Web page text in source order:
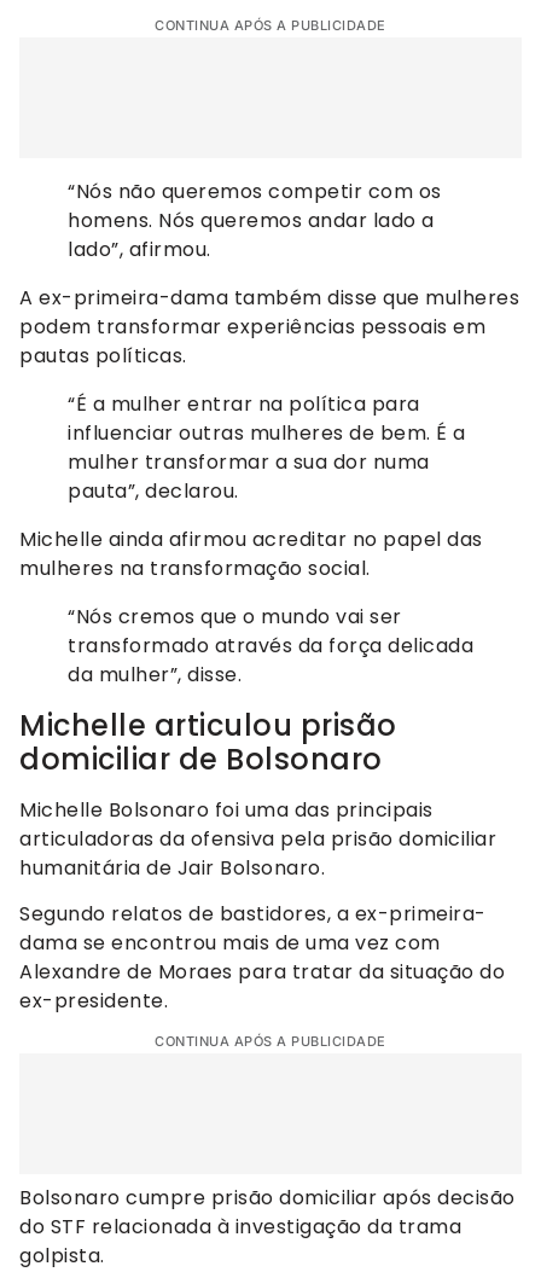
CONTINUA APÓS A PUBLICIDADE
“Nós não queremos competir com os
homens. Nós queremos andar lado a
lado”, afirmou.
A ex-primeira-dama também disse que mulheres
podem transformar experiências pessoais em
pautas políticas.
“É a mulher entrar na política para
influenciar outras mulheres de bem. É a
mulher transformar a sua dor numa
pauta”, declarou.
Michelle ainda afirmou acreditar no papel das
mulheres na transformação social.
“Nós cremos que o mundo vai ser
transformado através da força delicada
da mulher”, disse.
Michelle articulou prisão
domiciliar de Bolsonaro
Michelle Bolsonaro foi uma das principais
articuladoras da ofensiva pela prisão domiciliar
humanitária de Jair Bolsonaro.
Segundo relatos de bastidores, a ex-primeira-
dama se encontrou mais de uma vez com
Alexandre de Moraes para tratar da situação do
ex-presidente.
CONTINUA APÓS A PUBLICIDADE
Bolsonaro cumpre prisão domiciliar após decisão
do STF relacionada à investigação da trama
golpista.